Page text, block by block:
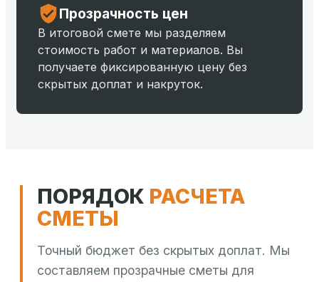
Прозрачность цен
В итоговой смете мы разделяем
стоимость работ и материалов. Вы
получаете фиксированную цену без
скрытых доплат и накруток.
ПОРЯДОК РАСЧЕТА
СМЕТЫ
Точный бюджет без скрытых доплат. Мы
составляем прозрачные сметы для